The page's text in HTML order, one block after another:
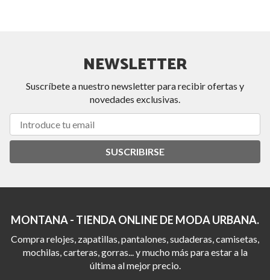
NEWSLETTER
Suscríbete a nuestro newsletter para recibir ofertas y
novedades exclusivas.
SUSCRIBIRSE
MONTANA - TIENDA ONLINE DE MODA URBANA.
Compra relojes, zapatillas, pantalones, sudaderas, camisetas,
mochilas, carteras, gorras... y mucho más para estar a la
última al mejor precio.